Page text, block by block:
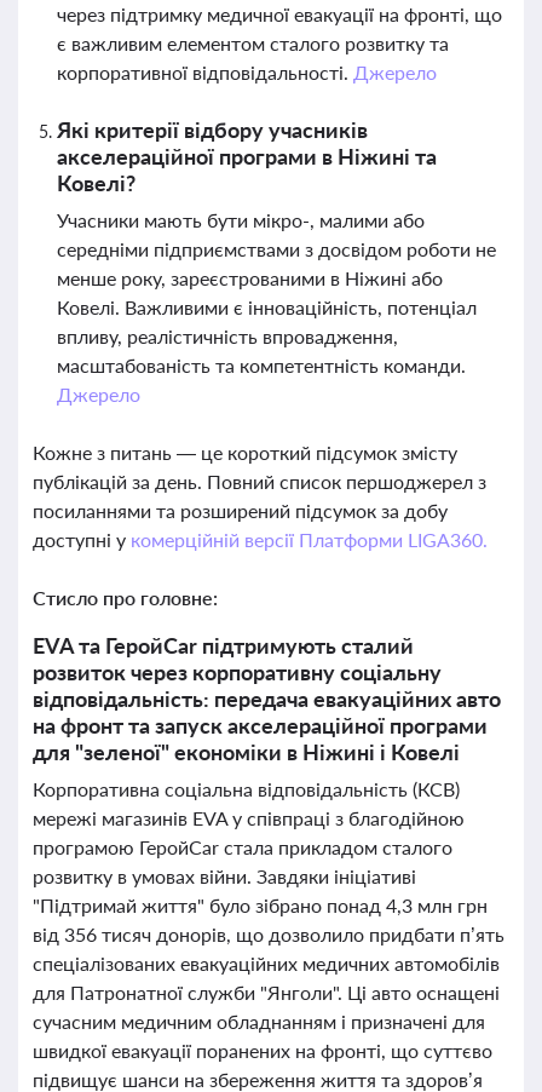
через підтримку медичної евакуації на фронті, що
є важливим елементом сталого розвитку та
корпоративної відповідальності. Джерело
Які критерії відбору учасників
акселераційної програми в Ніжині та
Ковелі?
Учасники мають бути мікро-, малими або
середніми підприємствами з досвідом роботи не
менше року, зареєстрованими в Ніжині або
Ковелі. Важливими є інноваційність, потенціал
впливу, реалістичність впровадження,
масштабованість та компетентність команди.
Джерело
Кожне з питань — це короткий підсумок змісту
публікацій за день. Повний список першоджерел з
посиланнями та розширений підсумок за добу
доступні у комерційній версії Платформи LIGA360.
Стисло про головне:
EVA та ГеройCar підтримують сталий
розвиток через корпоративну соціальну
відповідальність: передача евакуаційних авто
на фронт та запуск акселераційної програми
для "зеленої" економіки в Ніжині і Ковелі
Корпоративна соціальна відповідальність (КСВ)
мережі магазинів EVA у співпраці з благодійною
програмою ГеройCar стала прикладом сталого
розвитку в умовах війни. Завдяки ініціативі
"Підтримай життя" було зібрано понад 4,3 млн грн
від 356 тисяч донорів, що дозволило придбати п’ять
спеціалізованих евакуаційних медичних автомобілів
для Патронатної служби "Янголи". Ці авто оснащені
сучасним медичним обладнанням і призначені для
швидкої евакуації поранених на фронті, що суттєво
підвищує шанси на збереження життя та здоров’я